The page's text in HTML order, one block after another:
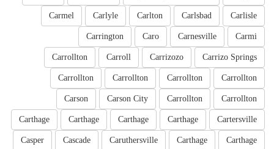
Carlisle
Carlsbad
Carlton
Carlyle
Carmel
Carmi
Carnesville
Caro
Carrington
Carrizo Springs
Carrizozo
Carroll
Carrollton
Carrollton
Carrollton
Carrollton
Carrollton
Carrollton
Carrollton
Carson City
Carson
Cartersville
Carthage
Carthage
Carthage
Carthage
Carthage
Carthage
Caruthersville
Cascade
Casper